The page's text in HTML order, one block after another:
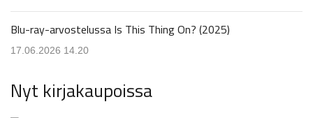
Blu-ray-arvostelussa Is This Thing On? (2025)
17.06.2026 14.20
Nyt kirjakaupoissa